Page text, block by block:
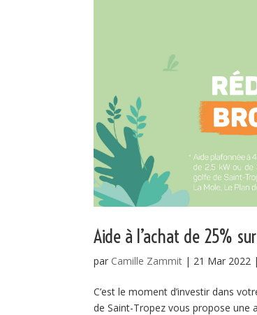
Aide à l’achat de 25%
par Camille Zammit | 21 Mar 2022
C’est le moment d’investir dans
de Saint-Tropez vous propose une